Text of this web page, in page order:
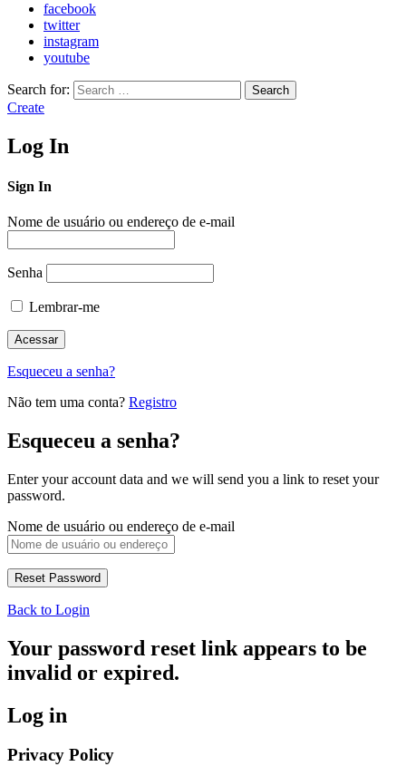
facebook
twitter
instagram
youtube
Search for: Search
Create
Log In
Sign In
Nome de usuário ou endereço de e-mail
Senha
Lembrar-me
Esqueceu a senha?
Não tem uma conta? Registro
Esqueceu a senha?
Enter your account data and we will send you a link to reset your
password.
Nome de usuário ou endereço de e-mail
Back to Login
Your password reset link appears to be
invalid or expired.
Log in
Privacy Policy